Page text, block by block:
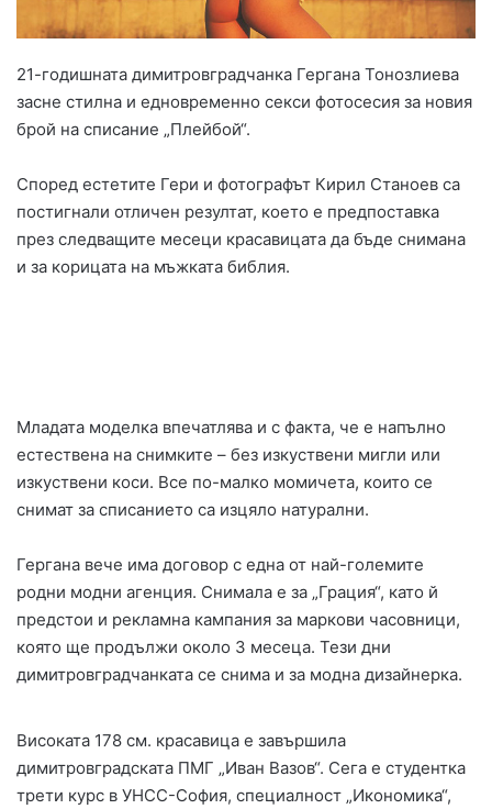
21-годишната димитровградчанка Гергана Тонозлиева
засне стилна и едновременно секси фотосесия за новия
брой на списание „Плейбой“.
Според естетите Гери и фотографът Кирил Станоев са
постигнали отличен резултат, което е предпоставка
през следващите месеци красавицата да бъде снимана
и за корицата на мъжката библия.
Младата моделка впечатлява и с факта, че е напълно
естествена на снимките – без изкуствени мигли или
изкуствени коси. Все по-малко момичета, които се
снимат за списанието са изцяло натурални.
Гергана вече има договор с една от най-големите
родни модни агенция. Снимала е за „Грация“, като й
предстои и рекламна кампания за маркови часовници,
която ще продължи около 3 месеца. Тези дни
димитровградчанката се снима и за модна дизайнерка.
Високата 178 см. красавица е завършила
димитровградската ПМГ „Иван Вазов“. Сега е студентка
трети курс в УНСС-София, специалност „Икономика“,